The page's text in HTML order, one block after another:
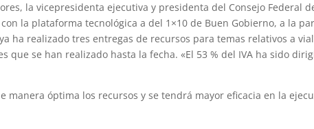
la vicepresidenta ejecutiva y presidenta del Consejo Federal
la plataforma tecnológica a del 1×10 de Buen Gobierno, a la
ha realizado tres entregas de recursos para temas relativos a
se han realizado hasta la fecha. «El 53 % del IVA ha sido
óptima los recursos y se tendrá mayor eficacia en la